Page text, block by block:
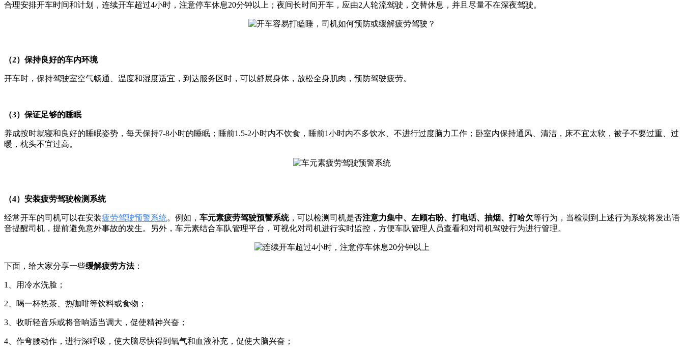
合理安排开车时间和计划，连续开车超过4小时，注意停车休息20分钟以上；夜间长时间开车，应由2人轮流驾驶，交替休息，并且尽量不在深夜驾驶。
（2）保持良好的车内环境
开车时，保持驾驶室空气畅通、温度和湿度适宜，到达服务区时，可以舒展身体，放松全身肌肉，预防驾驶疲劳。
（3）保证足够的睡眠
养成按时就寝和良好的睡眠姿势，每天保持7-8小时的睡眠；睡前1.5-2小时内不饮食，睡前1小时内不多饮水、不进行过度脑力工作；卧室内保持通风、清洁，床不宜太软，被子不要过重、过
暖，枕头不宜过高。
（4）安装疲劳驾驶检测系统
经常开车的司机可以在安装疲劳驾驶预警系统。例如， 车元素疲劳驾驶预警系统，可以检测司机是否注意力集中、左顾右盼、打电话、抽烟、打哈欠等行为，当检测到上述行为系统将发出语
音提醒司机，提前避免意外事故的发生。另外，车元素结合车队管理平台，可视化对司机进行实时监控，方便车队管理人员查看和对司机驾驶行为进行管理。
下面，给大家分享一些缓解疲劳方法：
1、用冷水洗脸；
2、喝一杯热茶、热咖啡等饮料或食物；
3、收听轻音乐或将音响适当调大，促使精神兴奋；
4、作弯腰动作，进行深呼吸，使大脑尽快得到氧气和血液补充，促使大脑兴奋；